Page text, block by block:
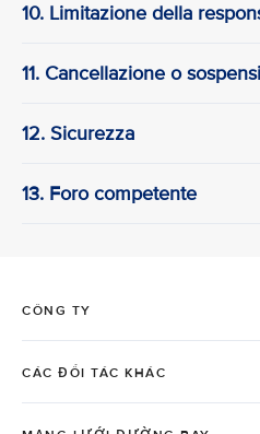
10. Limitazione della
11. Cancellazione o
12. Sicurezza
13. Foro competente